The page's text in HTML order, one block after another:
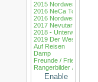
2015 Nordwesten -
2016 NeCa Tour oder
2016 Nordwesten mit
2017
2018 - Unterwegs in
2019 Der Westen ruft
Auf Reisen
Damp
Freunde / Friends
Rangerbilder / Ranger
Enable